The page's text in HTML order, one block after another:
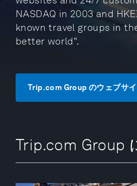
NASDAQ in 2003 and
known travel groups in
better world".
Trip.com Group のウェブサ
Trip.com Group